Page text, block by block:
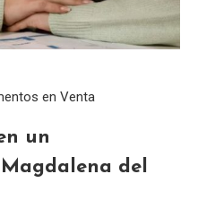
en Venta
un
del